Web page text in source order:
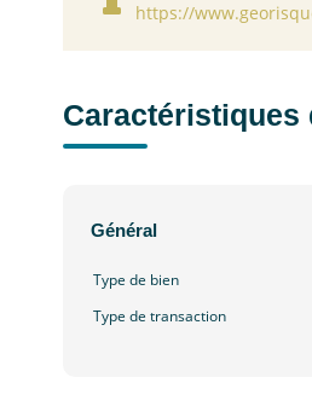
https://
Caractéristiques
Général
Type de bien
Type de transaction